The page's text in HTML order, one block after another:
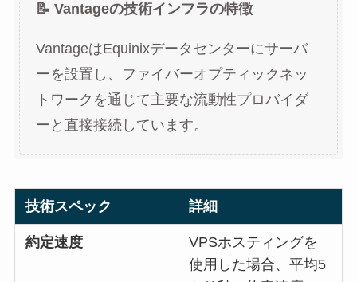
📝 Vantageの技術インフラの特徴
VantageはEquinixデータセンターにサーバ
ーを設置し、ファイバーオプティックネッ
トワークを通じて主要な流動性プロバイダ
ーと直接接続しています。
技術スペック 詳細
約定速度
VPSホスティングを
使用した場合、平均5